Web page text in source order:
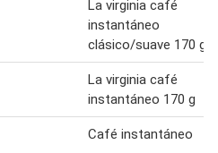
La virginia café
instantáneo
clásico/suave 170 g
La virginia café
instantáneo 170 g
Café instantáneo